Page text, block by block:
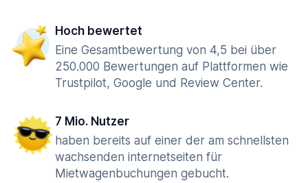
Hoch bewertet
Eine Gesamtbewertung von 4,5 bei über
250.000 Bewertungen auf Plattformen wie
Trustpilot, Google und Review Center.
7 Mio. Nutzer
haben bereits auf einer der am schnellsten
wachsenden internetseiten für
Mietwagenbuchungen gebucht.